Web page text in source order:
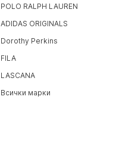
POLO RALPH LAUREN
ADIDAS ORIGINALS
Dorothy Perkins
FILA
LASCANA
Всички марки